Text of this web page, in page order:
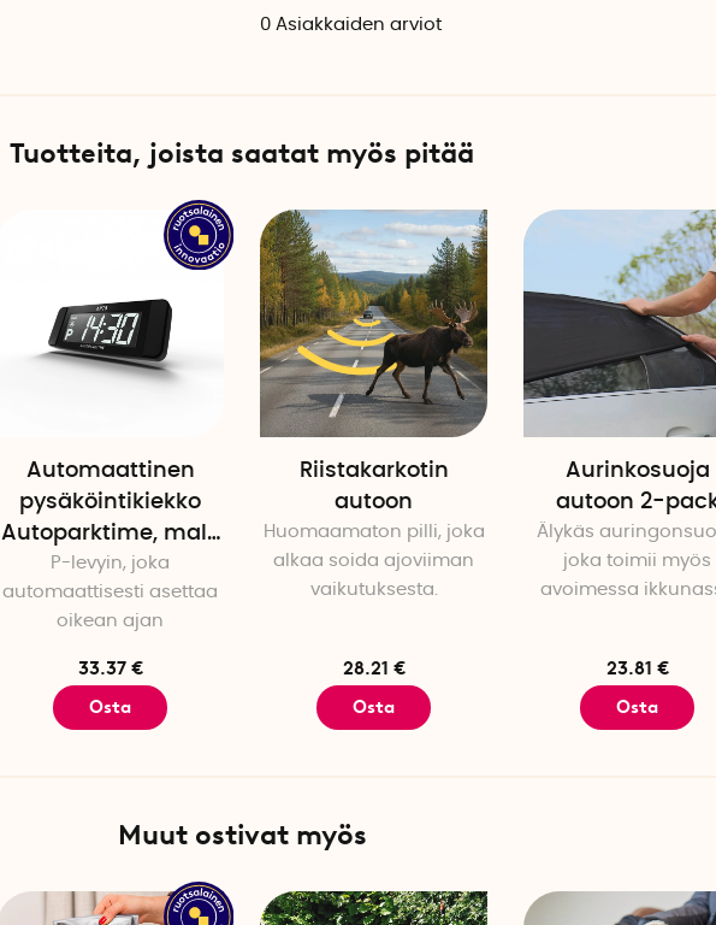
säilytyslaatikosta helpon puhdistaa ja vuotoja
säilytystä varten autossa, autotallissa tai kotona.
jossa pienemmät esineet voidaan säilyttää
Tekniset tiedot
Mitat, Small: 30 x 32 x 32 cm (K x L x S)
Mitat, Large: 21 x 32 x 61 cm (K x L x S)
Väri: Musta
Materiaali: Vinyyli, muovi, metalli
Kappaleita per pakkaus: 1 kpl
0 Asiakkaiden arviot
Tuotteita, joista saatat myös pitää
Automaattinen
pysäköintikiekko
Autoparktime, malli
5
P-levyin, joka
automaattisesti asettaa
oikean ajan
33.37 €
Osta
Riistakarkotin
autoon
Huomaamaton pilli, joka
alkaa soida ajoviiman
vaikutuksesta.
28.21 €
Osta
Aurinkosuoja
autoon 2-
Älykäs
joka toimii myös
avoimessa
23.81 €
Osta
Muut ostivat myös